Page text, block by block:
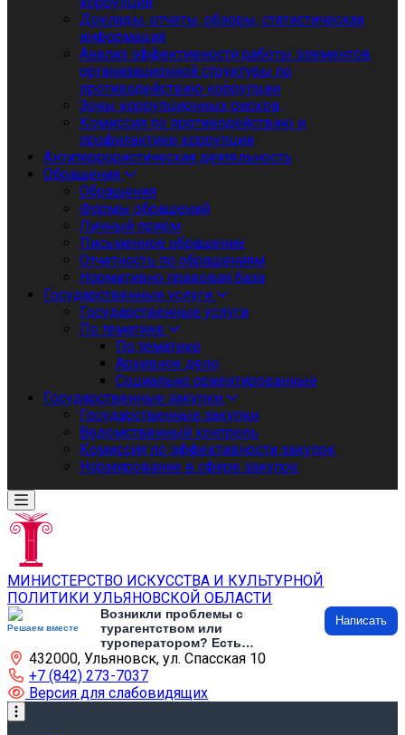
Доклады, отчеты, обзоры, статистическая
информация
Анализ эффективности работы элементов
организационной структуры по
противодействию коррупции
Зоны коррупционных рисков
Комиссия по противодействию и
профилактике коррупции
Антитеррористическая деятельность
Обращения
Обращения
Формы обращений
Личный приём
Письменное обращение
Отчетность по обращениям
Нормативно правовая база
Государственные услуги
Государственные услуги
По тематике
По тематике
Архивное дело
Социально ориентированные
Государственные закупки
Государственные закупки
Ведомственный контроль
Комиссия по эффективности закупок
Нормирование в сфере закупок
МИНИСТЕРСТВО ИСКУССТВА И КУЛЬТУРНОЙ
ПОЛИТИКИ УЛЬЯНОВСКОЙ ОБЛАСТИ
Решаем вместе
Возникли проблемы с
турагентством или
туроператором? Есть
предложения по развитию
туризма и туристической
инфраструктуры? Напишите об
этом
Написать
432000, Ульяновск, ул. Спасская 10
+7 (842) 273-7037
Версия для слабовидящих